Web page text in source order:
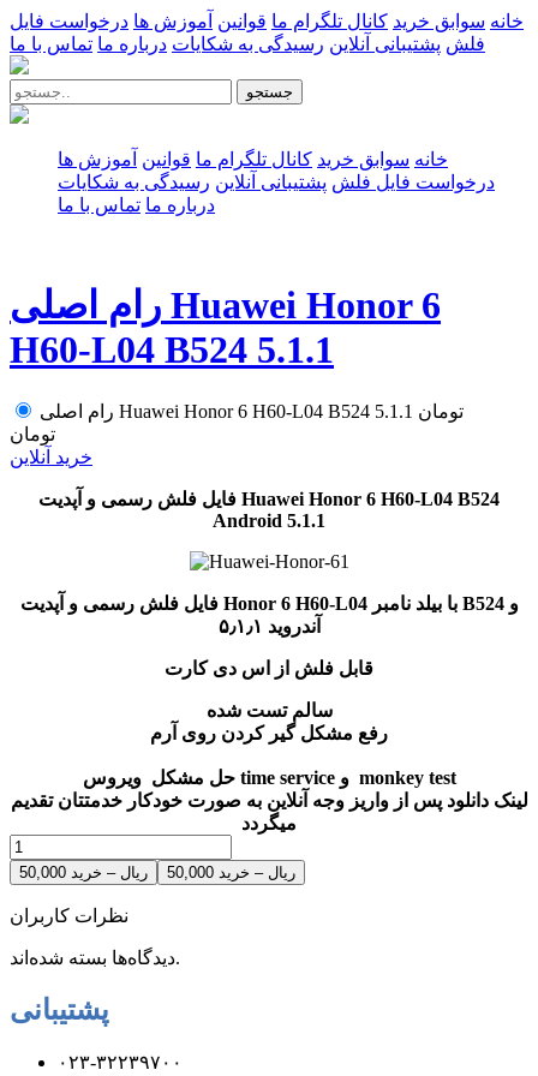
خانه سوابق خرید کانال تلگرام ما قوانین آموزش ها درخواست فایل
فلش پشتیبانی آنلاین رسیدگی به شکایات درباره ما تماس با ما
جستجو
خانه سوابق خرید کانال تلگرام ما قوانین آموزش ها
درخواست فایل فلش پشتیبانی آنلاین رسیدگی به شکایات
درباره ما تماس با ما
رام اصلی Huawei Honor 6
H60-L04 B524 5.1.1
رام اصلی Huawei Honor 6 H60-L04 B524 5.1.1 تومان
تومان
خرید آنلاین
فایل فلش رسمی و آپدیت Huawei Honor 6 H60-L04 B524
Android 5.1.1
فایل فلش رسمی و آپدیت Honor 6 H60-L04 با بیلد نامبر B524 و
آندروید ۵٫۱٫۱
قابل فلش از اس دی کارت
سالم تست شده
رفع مشکل گیر کردن روی آرم
حل مشکل ویروس time service و monkey test
لینک دانلود پس از واریز وجه آنلاین به صورت خودکار خدمتتان تقدیم
میگردد
50,000 ریال – خرید
نظرات کاربران
دیدگاه‌ها بسته شده‌اند.
پشتیبانی
۰۲۳-۳۲۲۳۹۷۰۰